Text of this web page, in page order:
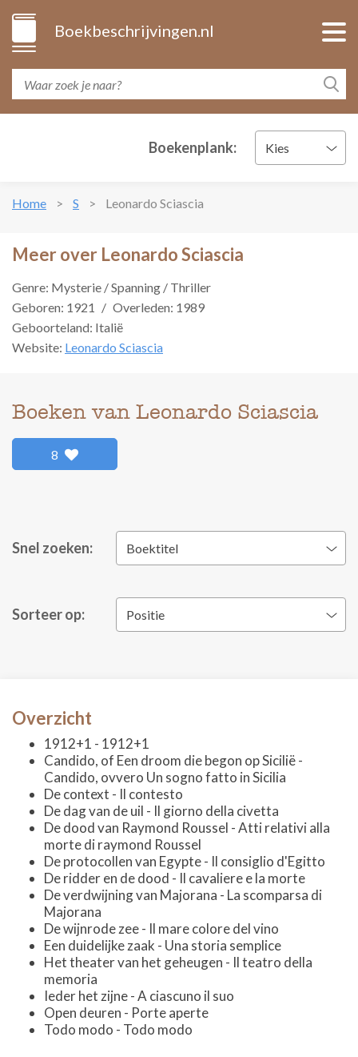
Boekbeschrijvingen.nl
Boekenplank: Kies
Home S Leonardo Sciascia
Meer over Leonardo Sciascia
Genre: Mysterie / Spanning / Thriller
Geboren: 1921 / Overleden: 1989
Geboorteland: Italië
Website: Leonardo Sciascia
Boeken van Leonardo Sciascia
8
Snel zoeken: Boektitel
Sorteer op: Positie
Overzicht
1912+1 - 1912+1
Candido, of Een droom die begon op Sicilië -
Candido, ovvero Un sogno fatto in Sicilia
De context - Il contesto
De dag van de uil - Il giorno della civetta
De dood van Raymond Roussel - Atti relativi alla
morte di raymond Roussel
De protocollen van Egypte - Il consiglio d'Egitto
De ridder en de dood - Il cavaliere e la morte
De verdwijning van Majorana - La scomparsa di
Majorana
De wijnrode zee - Il mare colore del vino
Een duidelijke zaak - Una storia semplice
Het theater van het geheugen - Il teatro della
memoria
Ieder het zijne - A ciascuno il suo
Open deuren - Porte aperte
Todo modo - Todo modo